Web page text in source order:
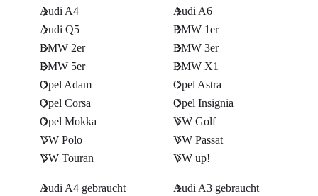
Audi A4
Audi A6
Audi Q5
BMW 1er
BMW 2er
BMW 3er
BMW 5er
BMW X1
Opel Adam
Opel Astra
Opel Corsa
Opel Insignia
Opel Mokka
VW Golf
VW Polo
VW Passat
VW Touran
VW up!
Audi A4 gebraucht
Audi A3 gebraucht